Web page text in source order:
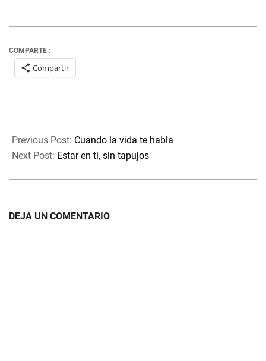
COMPARTE :
Compartir
04-
02
Previous Post: Cuando la vida te habla
Next Post: Estar en ti, sin tapujos
DEJA UN COMENTARIO